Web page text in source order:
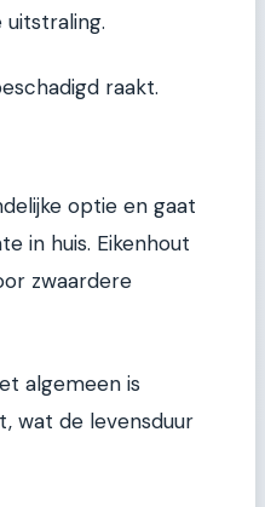
raakt.
optie en gaat
in huis. Eikenhout
zwaardere
algemeen is
wat de levensduur